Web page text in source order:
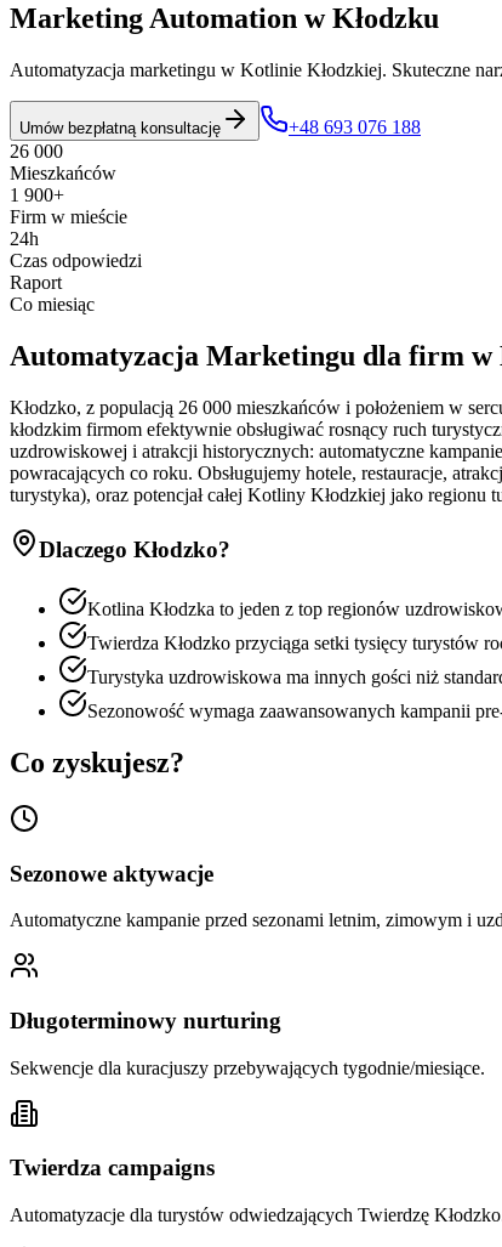
Marketing Automation w Kłodzku
Automatyzacja marketingu w Kotlinie Kłodzkiej. Skuteczne
Umów bezpłatną konsultację
+48 693 076 188
26 000
Mieszkańców
1 900+
Firm w mieście
24h
Czas odpowiedzi
Raport
Co miesiąc
Automatyzacja Marketingu dla firm w
Kłodzko, z populacją 26 000 mieszkańców i położeniem w
kłodzkim firmom efektywnie obsługiwać rosnący ruch
uzdrowiskowej i atrakcji historycznych: automatyczne
powracających co roku. Obsługujemy hotele, restauracje,
turystyka), oraz potencjał całej Kotliny Kłodzkiej jako regionu
Dlaczego Kłodzko?
Kotlina Kłodzka to jeden z top regionów
Twierdza Kłodzko przyciąga setki tysięcy turystów
Turystyka uzdrowiskowa ma innych gości niż
Sezonowość wymaga zaawansowanych kampanii
Co zyskujesz?
Sezonowe aktywacje
Automatyczne kampanie przed sezonami letnim, zimowym i
Długoterminowy nurturing
Sekwencje dla kuracjuszy przebywających tygodnie/miesiące.
Twierdza campaigns
Automatyzacje dla turystów odwiedzających Twierdzę